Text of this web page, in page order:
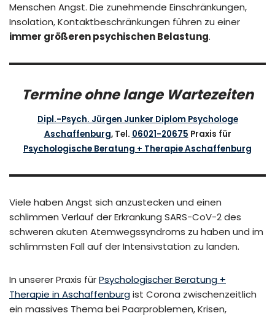
Menschen Angst. Die zunehmende Einschränkungen,
Insolation, Kontaktbeschränkungen führen zu einer
immer größeren psychischen Belastung.
Termine ohne lange Wartezeiten
Dipl.-Psych. Jürgen Junker Diplom Psychologe
Aschaffenburg, Tel. 06021-20675 Praxis für
Psychologische Beratung + Therapie Aschaffenburg
Viele haben Angst sich anzustecken und einen
schlimmen Verlauf der Erkrankung SARS-CoV-2 des
schweren akuten Atemwegssyndroms zu haben und im
schlimmsten Fall auf der Intensivstation zu landen.
In unserer Praxis fürPsychologischer Beratung +
Therapie in Aschaffenburgist Corona zwischenzeitlich
ein massives Thema bei Paarproblemen, Krisen,